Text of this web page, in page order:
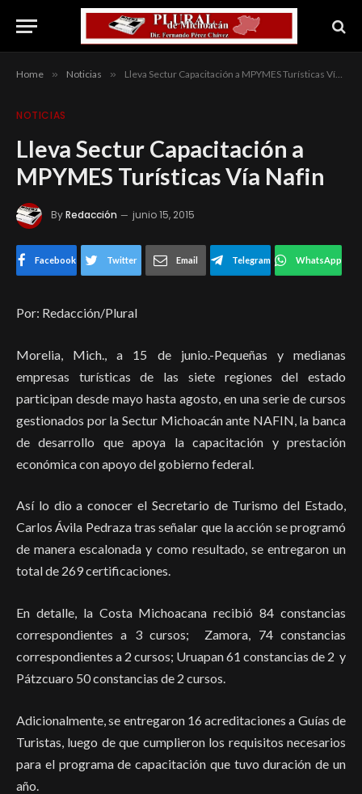
Home » Noticias » Lleva Sectur Capacitación a MPYMES Turísticas Vía Nafin
NOTICIAS
Lleva Sectur Capacitación a
MPYMES Turísticas Vía Nafin
ByRedacción junio 15, 2015
Facebook Twitter Email Telegram WhatsApp
Por: Redacción/Plural
Morelia, Mich., a 15 de junio.-Pequeñas y medianas
empresas turísticas de las siete regiones del estado
participan desde mayo hasta agosto, en una serie de cursos
gestionados por la Sectur Michoacán ante NAFIN, la banca
de desarrollo que apoya la capacitación y prestación
económica con apoyo del gobierno federal.
Así lo dio a conocer el Secretario de Turismo del Estado,
Carlos Ávila Pedraza tras señalar que la acción se programó
de manera escalonada y como resultado, se entregaron un
total de 269 certificaciones.
En detalle, la Costa Michoacana recibió 84 constancias
correspondientes a 3 cursos; Zamora, 74 constancias
correspondientes a 2 cursos; Uruapan 61 constancias de 2 y
Pátzcuaro 50 constancias de 2 cursos.
Adicionalmente, se entregaron 16 acreditaciones a Guías de
Turistas, luego de que cumplieron los requisitos necesarios
para el programa de capacitación que tuvo duración de un
año.